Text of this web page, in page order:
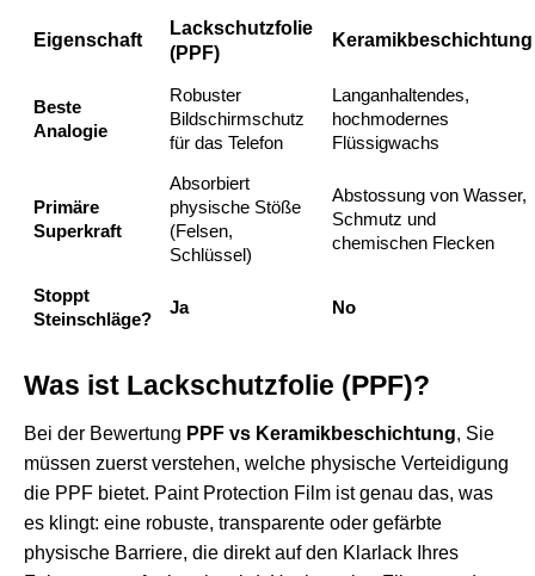
Eigenschaft
Lackschutzfolie
(PPF)
Keramikbeschichtung
Beste
Analogie
Robuster
Bildschirmschutz
für das Telefon
Langanhaltendes,
hochmodernes
Flüssigwachs
Primäre
Superkraft
Absorbiert
physische Stöße
(Felsen,
Schlüssel)
Abstossung von Wasser,
Schmutz und
chemischen Flecken
Stoppt
Steinschläge?
Ja No
Was ist Lackschutzfolie (PPF)?
Bei der Bewertung PPF vs Keramikbeschichtung, Sie
müssen zuerst verstehen, welche physische Verteidigung
die PPF bietet. Paint Protection Film ist genau das, was
es klingt: eine robuste, transparente oder gefärbte
physische Barriere, die direkt auf den Klarlack Ihres